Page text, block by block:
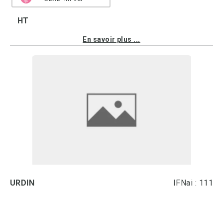
HT
En savoir plus ...
URDIN IFNai : 111